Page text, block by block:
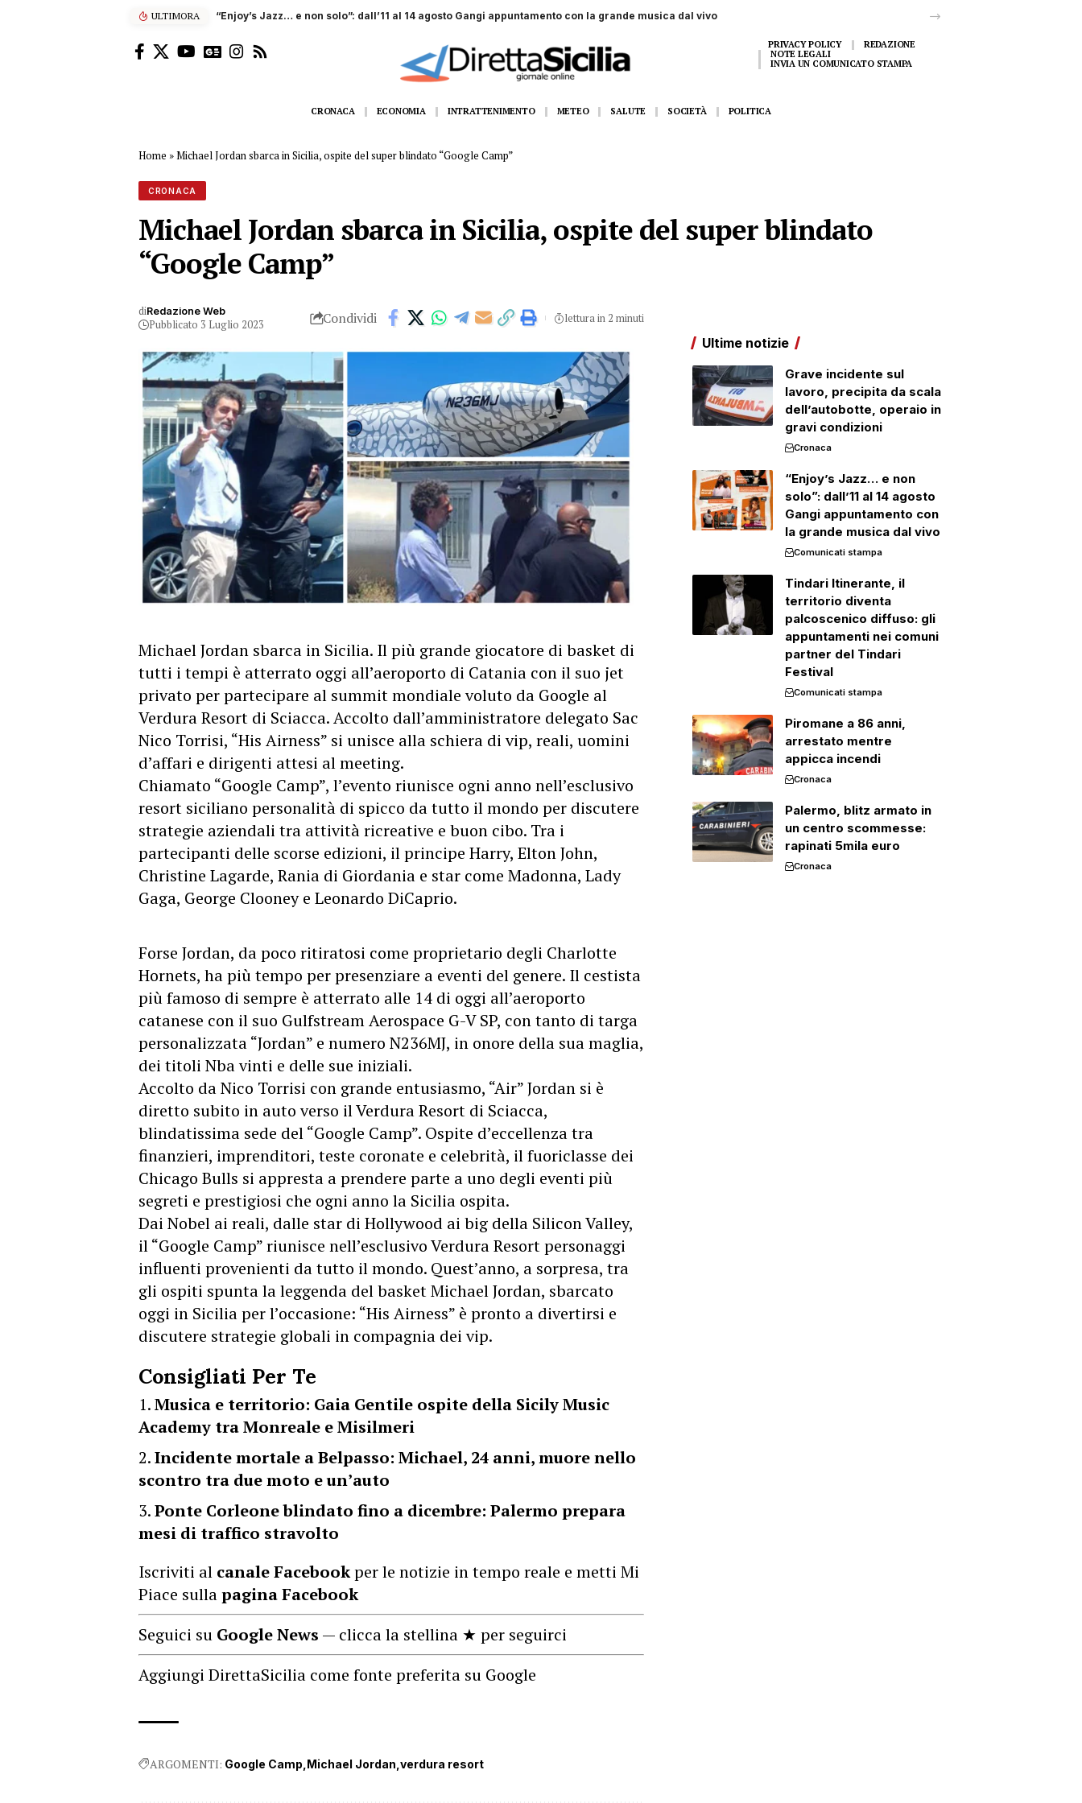
ULTIMORA “Enjoy’s Jazz… e non solo”: dall’11 al 14 agosto Gangi appuntamento con la grande musica dal vivo
PRIVACY POLICY
REDAZIONE
NOTE LEGALI
INVIA UN COMUNICATO STAMPA
CRONACA ECONOMIA INTRATTENIMENTO METEO SALUTE SOCIETÀ POLITICA
Home »Michael Jordan sbarca in Sicilia, ospite del super blindato “Google Camp”
CRONACA
Michael Jordan sbarca in Sicilia, ospite del super blindato
“Google Camp”
diRedazione Web
Pubblicato 3 Luglio 2023 Condividi lettura in 2 minuti
Michael Jordan sbarca in Sicilia. Il più grande giocatore di basket di
tutti i tempi è atterrato oggi all’aeroporto di Catania con il suo jet
privato per partecipare al summit mondiale voluto da Google al
Verdura Resort di Sciacca. Accolto dall’amministratore delegato Sac
Nico Torrisi, “His Airness” si unisce alla schiera di vip, reali, uomini
d’affari e dirigenti attesi al meeting.
Chiamato “Google Camp”, l’evento riunisce ogni anno nell’esclusivo
resort siciliano personalità di spicco da tutto il mondo per discutere
strategie aziendali tra attività ricreative e buon cibo. Tra i
partecipanti delle scorse edizioni, il principe Harry, Elton John,
Christine Lagarde, Rania di Giordania e star come Madonna, Lady
Gaga, George Clooney e Leonardo DiCaprio.
Forse Jordan, da poco ritiratosi come proprietario degli Charlotte
Hornets, ha più tempo per presenziare a eventi del genere. Il cestista
più famoso di sempre è atterrato alle 14 di oggi all’aeroporto
catanese con il suo Gulfstream Aerospace G-V SP, con tanto di targa
personalizzata “Jordan” e numero N236MJ, in onore della sua maglia,
dei titoli Nba vinti e delle sue iniziali.
Accolto da Nico Torrisi con grande entusiasmo, “Air” Jordan si è
diretto subito in auto verso il Verdura Resort di Sciacca,
blindatissima sede del “Google Camp”. Ospite d’eccellenza tra
finanzieri, imprenditori, teste coronate e celebrità, il fuoriclasse dei
Chicago Bulls si appresta a prendere parte a uno degli eventi più
segreti e prestigiosi che ogni anno la Sicilia ospita.
Dai Nobel ai reali, dalle star di Hollywood ai big della Silicon Valley,
il “Google Camp” riunisce nell’esclusivo Verdura Resort personaggi
influenti provenienti da tutto il mondo. Quest’anno, a sorpresa, tra
gli ospiti spunta la leggenda del basket Michael Jordan, sbarcato
oggi in Sicilia per l’occasione: “His Airness” è pronto a divertirsi e
discutere strategie globali in compagnia dei vip.
Consigliati Per Te
Musica e territorio: Gaia Gentile ospite della Sicily Music
Academy tra Monreale e Misilmeri
Incidente mortale a Belpasso: Michael, 24 anni, muore nello
scontro tra due moto e un’auto
Ponte Corleone blindato fino a dicembre: Palermo prepara
mesi di traffico stravolto
Iscriviti al canale Facebookper le notizie in tempo reale e metti Mi
Piace sullapagina Facebook
Seguici su Google News — clicca la stellina ★ per seguirci
Aggiungi DirettaSicilia come fonte preferita su Google
ARGOMENTI: Google Camp Michael Jordan verdura resort
Ultime notizie
Grave incidente sul
lavoro, precipita da scala
dell’autobotte, operaio in
gravi condizioni
Cronaca
“Enjoy’s Jazz… e non
solo”: dall’11 al 14 agosto
Gangi appuntamento con
la grande musica dal vivo
Comunicati stampa
Tindari Itinerante, il
territorio diventa
palcoscenico diffuso: gli
appuntamenti nei comuni
partner del Tindari
Festival
Comunicati stampa
Piromane a 86 anni,
arrestato mentre
appicca incendi
Cronaca
Palermo, blitz armato in
un centro scommesse:
rapinati 5mila euro
Cronaca